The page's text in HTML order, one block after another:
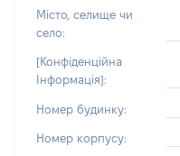
Місто, селище чи
село:
[Конфіденційна
Інформація]:
Номер будинку:
Номер корпусу: